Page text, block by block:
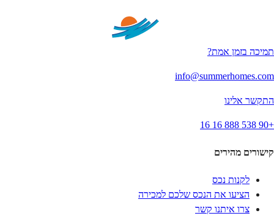
תמיכה בזמן אמת?
info@summerhomes.com
התקשר אלינו
+90 538 888 16 16
קישורים מהירים
לקנות נכס
הציעו את הנכס שלכם למכירה
צרו איתנו קשר